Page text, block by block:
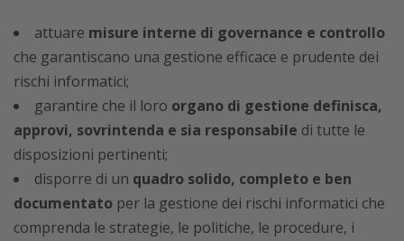
attuare misure interne di governance e controllo
che garantiscano una gestione efficace e prudente dei
rischi informatici;
garantire che il loro organo di gestione definisca,
approvi, sovrintenda e sia responsabile di tutte le
disposizioni pertinenti;
disporre di un quadro solido, completo e ben
documentato per la gestione dei rischi informatici che
comprenda le strategie, le politiche, le procedure, i